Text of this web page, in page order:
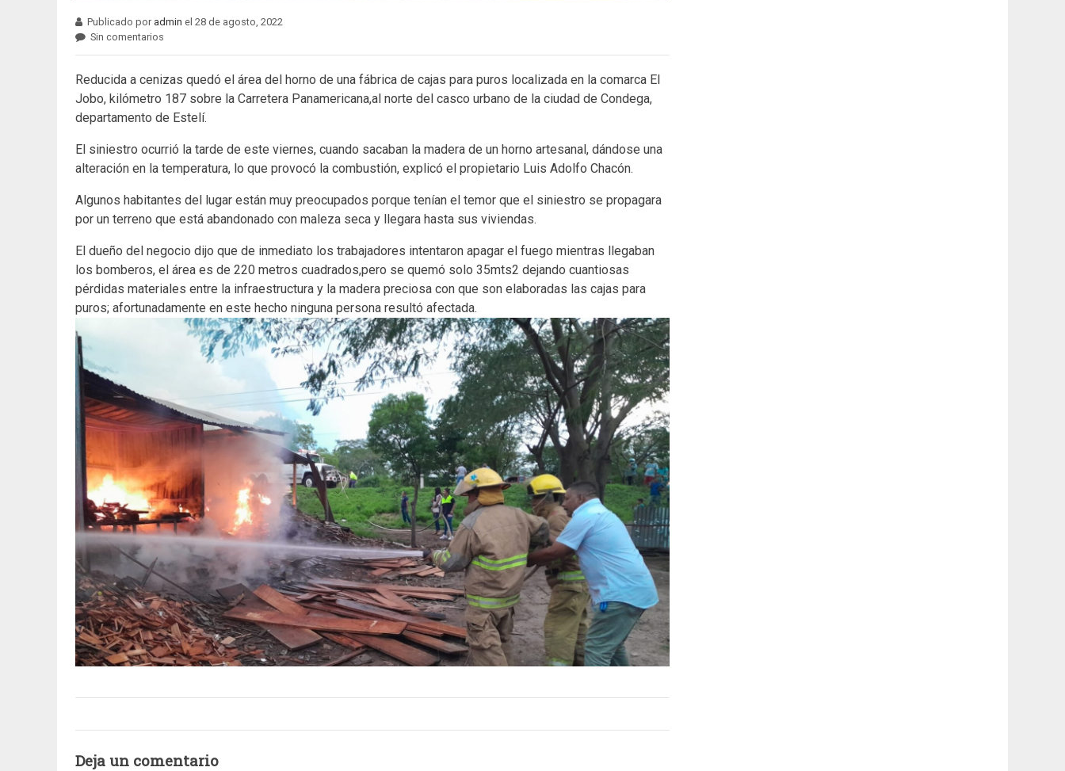
Publicado por admin el 28 de agosto, 2022
Sin comentarios
Reducida a cenizas quedó el área del horno de una fábrica de cajas para puros localizada en la comarca El
Jobo, kilómetro 187 sobre la Carretera Panamericana,al norte del casco urbano de la ciudad de Condega,
departamento de Estelí.
El siniestro ocurrió la tarde de este viernes, cuando sacaban la madera de un horno artesanal, dándose una
alteración en la temperatura, lo que provocó la combustión, explicó el propietario Luis Adolfo Chacón.
Algunos habitantes del lugar están muy preocupados porque tenían el temor que el siniestro se propagara
por un terreno que está abandonado con maleza seca y llegara hasta sus viviendas.
El dueño del negocio dijo que de inmediato los trabajadores intentaron apagar el fuego mientras llegaban
los bomberos, el área es de 220 metros cuadrados,pero se quemó solo 35mts2 dejando cuantiosas
pérdidas materiales entre la infraestructura y la madera preciosa con que son elaboradas las cajas para
puros; afortunadamente en este hecho ninguna persona resultó afectada.
Deja un comentario